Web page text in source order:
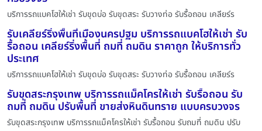
บริการรถแบคโฮให้เช่า รับขุดบ่อ รับขุดสระ รับวางท่อ รับรื้อถอน เคลียร์ร
รับเคลียร์ริ่งพื้นที่เมืองนครปฐม บริการรถแบคโฮให้เช่า รับ
รื้อถอน เคลียร์ริ่งพื้นที่ ถมที่ ถมดิน ราคาถูก ให้บริการทั่ว
ประเทศ
บริการรถแบคโฮให้เช่า รับขุดบ่อ รับขุดสระ รับวางท่อ รับรื้อถอน เคลียร์ร
รับขุดสระกรุงเทพ บริการรถแม็คโครให้เช่า รับรื้อถอน รับ
ถมที่ ถมดิน ปรับพื้นที่ ขายส่งหินดินทราย แบบครบวงจร
รับขุดสระกรุงเทพ บริการรถแม็คโครให้เช่า รับรื้อถอน รับถมที่ ถมดิน ปรับ